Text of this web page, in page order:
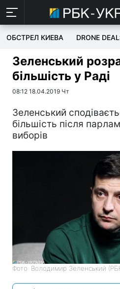
ОБСТРЕЛ КИЕВА DRONE
Зеленський
більшість у Раді
08:12 18.04.2019 Чт
Зеленський
більшість після
виборів
Фото: Володимир Зеленський